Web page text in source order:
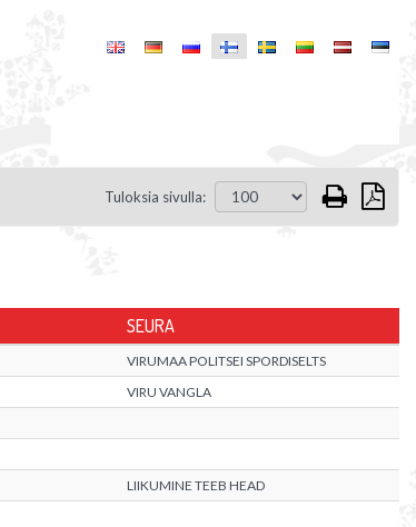
Tuloksia sivulla:
SEURA
VIRUMAA POLITSEI SPORDISELTS
VIRU VANGLA
LIIKUMINE TEEB HEAD